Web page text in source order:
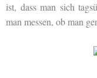
ist, dass man sich
man messen, ob man